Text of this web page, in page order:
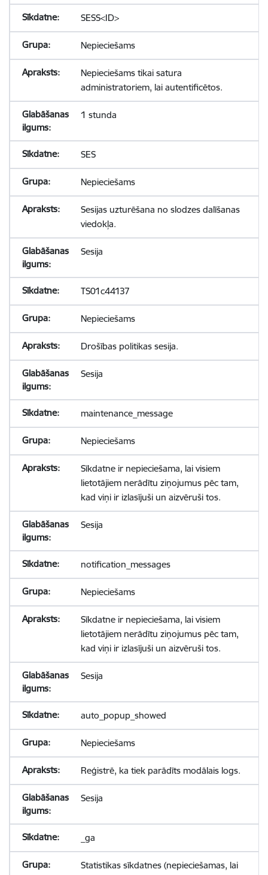
SESS<ID>
Nepieciešams
Nepieciešams tikai satura
administratoriem, lai autentificētos.
1 stunda
SES
Nepieciešams
Sesijas uzturēšana no slodzes dalīšanas
viedokļa.
Sesija
TS01c44137
Nepieciešams
Drošības politikas sesija.
Sesija
maintenance_message
Nepieciešams
Sīkdatne ir nepieciešama, lai visiem
lietotājiem nerādītu ziņojumus pēc tam,
kad viņi ir izlasījuši un aizvēruši tos.
Sesija
notification_messages
Nepieciešams
Sīkdatne ir nepieciešama, lai visiem
lietotājiem nerādītu ziņojumus pēc tam,
kad viņi ir izlasījuši un aizvēruši tos.
Sesija
auto_popup_showed
Nepieciešams
Reģistrē, ka tiek parādīts modālais logs.
Sesija
_ga
Statistikas sīkdatnes (nepieciešamas, lai